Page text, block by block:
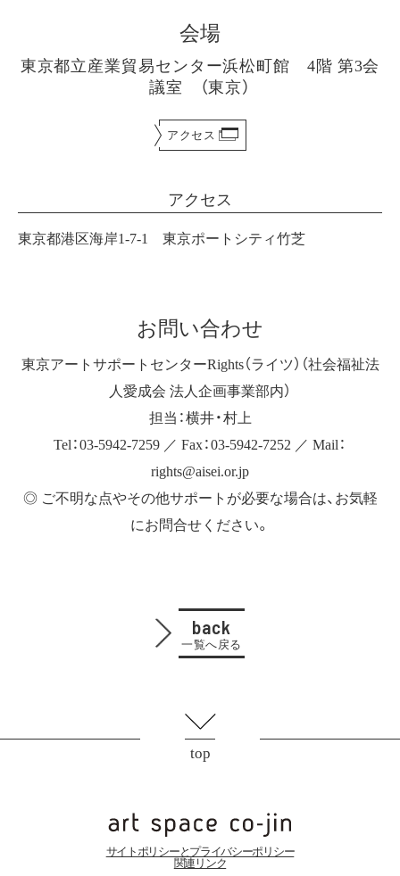
会場
東京都立産業貿易センター浜松町館 4階 第3会
議室 （東京）
アクセス
アクセス
東京都港区海岸1-7-1 東京ポートシティ竹芝
お問い合わせ
東京アートサポートセンターRights（ライツ）（社会福祉法
人愛成会 法人企画事業部内）
担当：横井・村上
Tel：03-5942-7259 ／ Fax：03-5942-7252 ／ Mail：
rights@aisei.or.jp
◎ ご不明な点やその他サポートが必要な場合は、お気軽
にお問合せください。
back
一覧へ戻る
top
サイトポリシーとプライバシーポリシー
関連リンク